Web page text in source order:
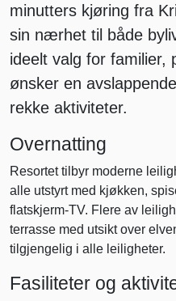
minutters kjøring fra
sin nærhet til både
ideelt valg for familier,
ønsker en
rekke aktiviteter.
Overnatting
Resortet tilbyr moderne
alle utstyrt med kjøkken,
flatskjerm-TV. Flere av
terrasse med utsikt over
tilgjengelig i alle leiligheter.
Fasiliteter og